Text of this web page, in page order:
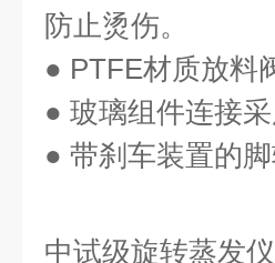
防止烫伤。
● PTFE材质放料
● 玻璃组件连接
● 带刹车装置的
中试级旋转蒸发仪